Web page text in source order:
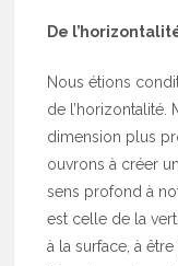
De
Nous étions
de l’horizontalité.
dimension plus
ouvrons à créer
sens profond à
est celle de la
à la surface, à